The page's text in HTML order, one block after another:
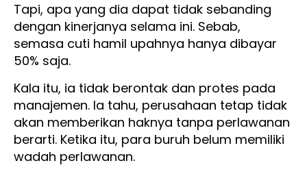
Tapi, apa yang dia dapat tidak sebanding
dengan kinerjanya selama ini. Sebab,
semasa cuti hamil upahnya hanya dibayar
50% saja.
Kala itu, ia tidak berontak dan protes pada
manajemen. Ia tahu, perusahaan tetap tidak
akan memberikan haknya tanpa perlawanan
berarti. Ketika itu, para buruh belum memiliki
wadah perlawanan.